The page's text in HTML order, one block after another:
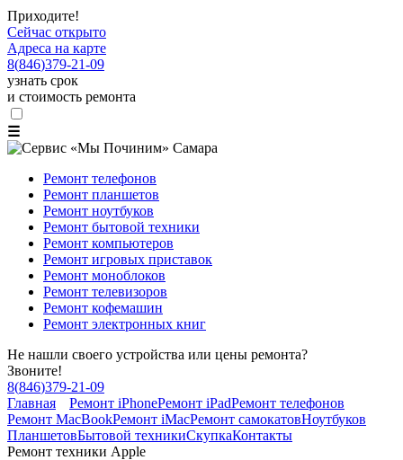
Приходите!
Сейчас открыто
Адреса на карте
8(846)379-21-09
узнать срок
и стоимость ремонта
☰
Ремонт телефонов
Ремонт планшетов
Ремонт ноутбуков
Ремонт бытовой техники
Ремонт компьютеров
Ремонт игровых приставок
Ремонт моноблоков
Ремонт телевизоров
Ремонт кофемашин
Ремонт электронных книг
Не нашли своего устройства или цены ремонта?
Звоните!
8(846)379-21-09
Главная
Ремонт iPhoneРемонт iPadРемонт телефонов
Ремонт MacBookРемонт iMacРемонт самокатовНоутбуков
ПланшетовБытовой техникиСкупкаКонтакты
Ремонт техники Apple